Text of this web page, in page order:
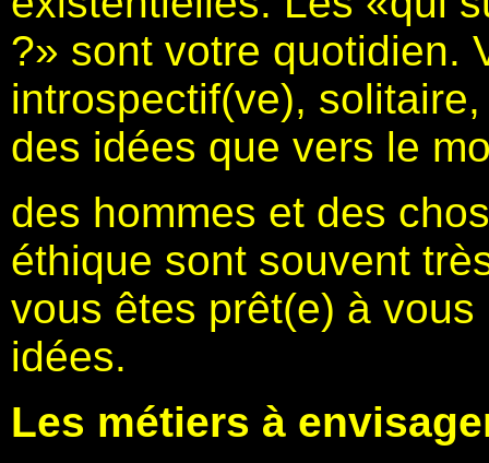
?» sont votre quotidien.
introspectif(ve),
des idées que vers le
des hommes et des
éthique sont souvent
vous êtes prêt(e) à
idées.
Les métiers à